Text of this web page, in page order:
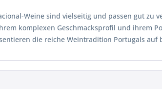
Weine sind vielseitig und passen gut zu
komplexen Geschmacksprofil und ihrem
die reiche Weintradition Portugals auf